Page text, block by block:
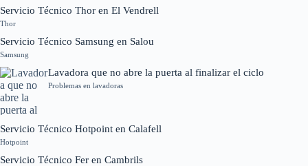
Servicio Técnico Thor en El Vendrell
Thor
Servicio Técnico Samsung en Salou
Samsung
Lavadora que no abre la puerta al finalizar el ciclo
Problemas en lavadoras
Servicio Técnico Hotpoint en Calafell
Hotpoint
Servicio Técnico Fer en Cambrils